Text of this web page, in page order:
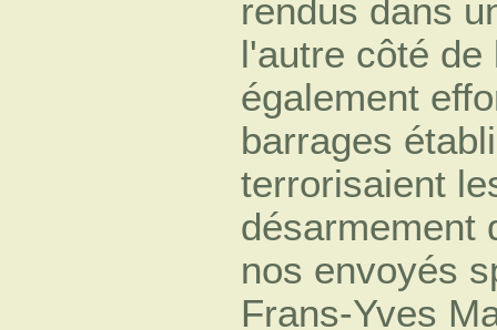
rendus dans
l'autre côté
également
barrages
terrorisaient
désarmement
nos envoyés
Frans-Yves